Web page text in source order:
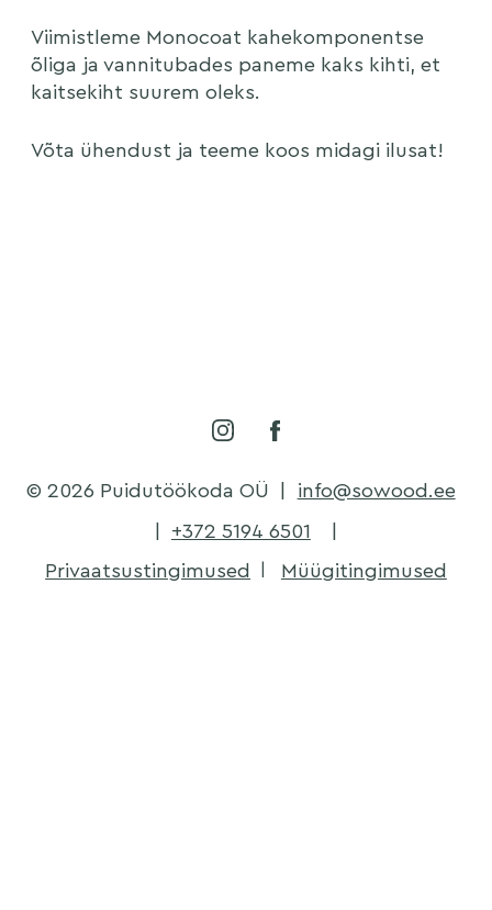
Viimistleme Monocoat kahekomponentse
õliga ja vannitubades paneme kaks kihti, et
kaitsekiht suurem oleks.
Võta ühendust ja teeme koos midagi ilusat!
© 2026 Puidutöökoda OÜ
info@sowood.ee
+372 5194 6501
Privaatsustingimused
Müügitingimused